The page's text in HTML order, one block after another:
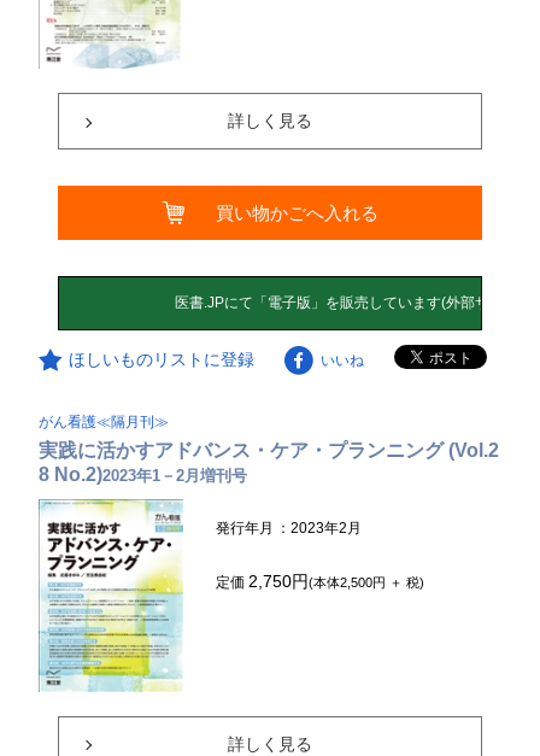
詳しく見る
買い物かごへ入れる
ほしいものリストに登録 いいね
がん看護≪隔月刊≫
実践に活かすアドバンス・ケア・プランニング (Vol.2
8 No.2)2023年1－2月増刊号
発行年月 ：2023年2月
定価2,750円(本体2,500円 ＋ 税)
詳しく見る